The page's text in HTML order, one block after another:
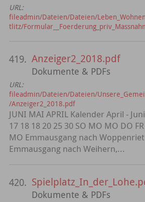
URL:
fileadmin/Dateien/Dateien/
tlitz/
419. Anzeiger2_2018.pdf
Dokumente & PDFs
URL:
fileadmin/Dateien/Dateien/
/Anzeiger2_2018.pdf
JUNI MAI APRIL Kalender April -
17 18 18 20 25 30 SO MO MO DO
MO Emmausgang nach
Emmausgang nach Weihern,...
420.
Dokumente & PDFs